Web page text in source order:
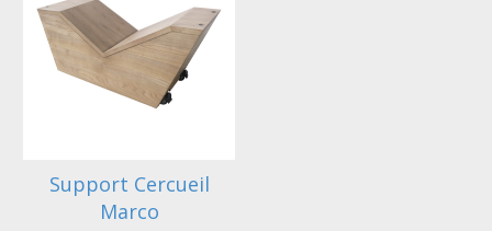
Support Cercueil
Marco